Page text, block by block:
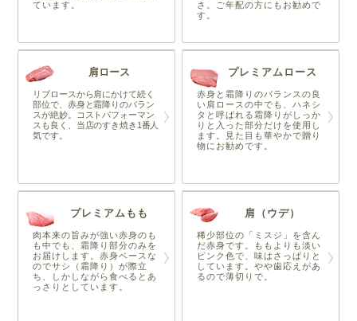
ています。
さ。ご年配の方にもお勧めで
す。
肩ロース
リブロースから肩にかけて続く
部位で、赤身と霜降りのバラン
スが絶妙。コストパフォーマン
スも良く、当店のすき焼き1番人
気です。
プレミアムロース
赤身と霜降りのバランスの良
い肩ロースの中でも、ハネシ
タと呼ばれる霜降りがしっか
りと入った部分だけを使用し
ます。見た目も華やかで贈り
物にお勧めです。
プレミアムもも
肉本来の旨みが強い赤身のも
も中でも、霜降り部分のみを
お届けします。赤身ベースな
のでサシ（霜降り）が際立
ち、しかしながら食べるとあ
っさりとしています。
肩（ウデ）
稀少部位の「ミスジ」を含ん
だ赤身です。ももよりも淡い
ピンク色で、味はさっぱりと
しています。やや歯応えがあ
るので薄切りで。